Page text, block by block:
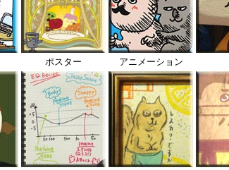
ポスター アニメーション